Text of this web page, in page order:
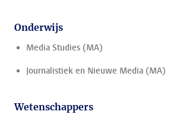
Onderwijs
Media Studies (MA)
Journalistiek en Nieuwe Media (MA)
Wetenschappers